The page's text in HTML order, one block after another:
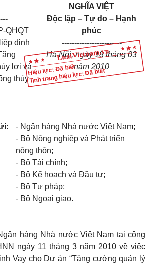
Hiệu lực: Đã biết
Tình trạng hiệu lực: Đã biết
QHQT
định
lợi và
thủy
NGHĨA VIỆT
Độc lập – Tự do – Hạnh
phúc
------------------------
Hà Nội, ngày 18 tháng 03
năm 2010
- Ngân hàng Nhà nước Việt Nam;
- Bộ Nông nghiệp và Phát triển
nông thôn;
- Bộ Tài chính;
- Bộ Kế hoạch và Đầu tư;
- Bộ Tư pháp;
- Bộ Ngoại giao.
hàng Nhà nước Việt Nam tại công
ngày 11 tháng 3 năm 2010 về việc
Vay cho Dự án “Tăng cường quản lý